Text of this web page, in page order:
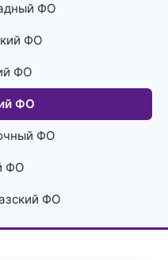
ФО
ФО
ФО
ФО
ФО
ФО
ФО